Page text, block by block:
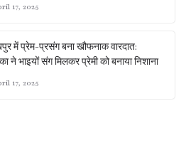
17, 2025
में प्रेम-प्रसंग बना खौफनाक वारदात:
ने भाइयों संग मिलकर प्रेमी को बनाया निशाना
17, 2025